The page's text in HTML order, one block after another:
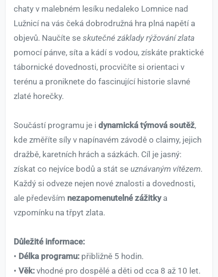
chaty v malebném lesíku nedaleko Lomnice nad
Lužnicí na vás čeká dobrodružná hra plná napětí a
objevů. Naučíte se skutečné základy rýžování zlata
pomocí pánve, síta a kádí s vodou, získáte praktické
tábornické dovednosti, procvičíte si orientaci v
terénu a proniknete do fascinující historie slavné
zlaté horečky.
Součástí programu je i dynamická týmová soutěž,
kde změříte síly v napínavém závodě o claimy, jejich
dražbě, karetních hrách a sázkách. Cíl je jasný:
získat co nejvíce bodů a stát se uznávaným vítězem.
Každý si odveze nejen nové znalosti a dovednosti,
ale především nezapomenutelné zážitkya
vzpomínku na třpyt zlata.
Důležité informace:
• Délka programu: přibližně 5 hodin.
• Věk: vhodné pro dospělé a děti od cca 8 až 10 let.